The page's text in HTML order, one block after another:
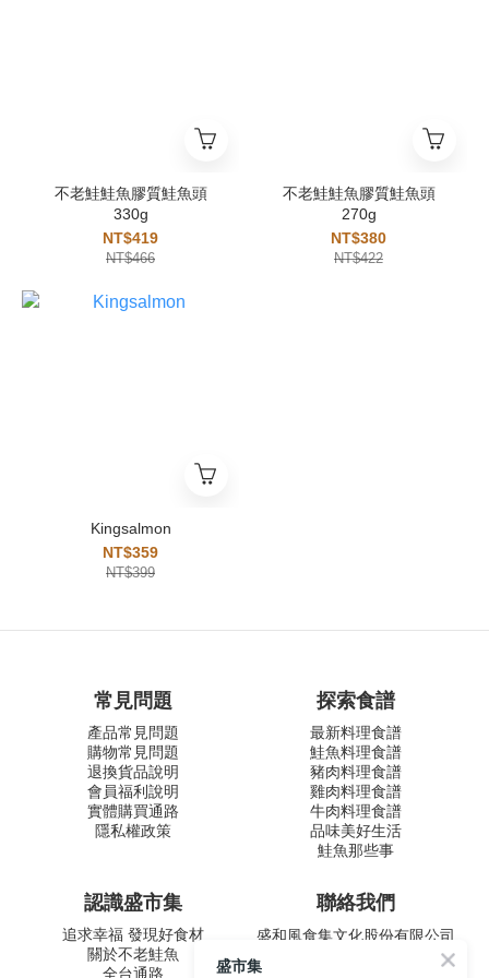
不老鮭鮭魚膠質鮭魚頭
330g
NT$419
NT$466
不老鮭鮭魚膠質鮭魚頭
270g
NT$380
NT$422
Kingsalmon
NT$359
NT$399
常見問題
產品常見問題
購物常見問題
退換貨品說明
會員福利說明
實體購買通路
隱私權政策
探索食譜
最新料理食譜
鮭魚料理食譜
豬肉料理食譜
雞肉料理食譜
牛肉料理食譜
品味美好生活
鮭魚那些事
認識盛市集
追求幸福 發現好食材
關於不老鮭魚
全台通路
聯絡我們
盛和風食集文化股份有限公司
盛市集